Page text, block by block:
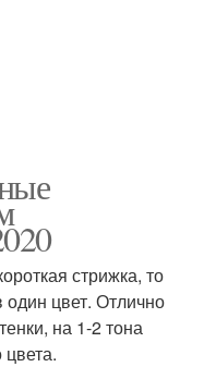
стрижка, то
цвет. Отлично
на 1-2 тона